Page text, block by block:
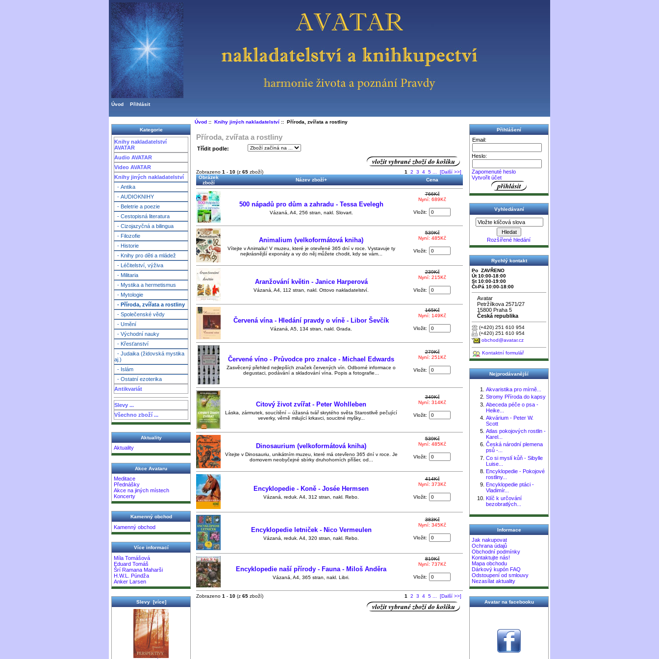
Úvod Přihlásit
Kategorie
Knihy nakladatelství
AVATAR
Audio AVATAR
Video AVATAR
Knihy jiných nakladatelství
- Antika
- AUDIOKNIHY
- Beletrie a poezie
- Cestopisná literatura
- Cizojazyčná a bilingua
- Filozofie
- Historie
- Knihy pro děti a mládež
- Léčitelství, výživa
- Militaria
- Mystika a hermetismus
- Mytologie
- Příroda, zvířata a rostliny
- Společenské vědy
- Umění
- Východní nauky
- Křesťanství
- Judaika (židovská mystika
aj.)
- Islám
- Ostatní ezoterika
Antikvariát
Slevy ...
Všechno zboží ...
Aktuality
Aktuality
Akce Avataru
Meditace
Přednášky
Akce na jiných místech
Koncerty
Kamenný obchod
Kamenný obchod
Více informací
Míla Tomášová
Eduard Tomáš
Šrí Ramana Maharši
H.W.L. Púndža
Anker Larsen
Slevy [více]
Úvod:: Knihy jiných nakladatelství:: Příroda, zvířata a rostliny
Příroda, zvířata a rostliny
Třídit podle:
Zobrazeno 1 - 10 (z 65 zboží) 1 2 3 4 5
[Další >>]
Obrázek
zboží
Název zboží+ Cena
500 nápadů pro dům a zahradu - Tessa Evelegh
Vázaná, A4, 256 stran, nakl. Slovart.
766Kč
Nyní: 689Kč
Vložit:
Animalium (velkoformátová kniha)
Vítejte v Animaliu! V muzeu, které je otevřené 365 dní v roce. Vystavuje ty
nejkrásnější exponáty a vy do něj můžete chodit, kdy se vám...
539Kč
Nyní: 485Kč
Vložit:
Aranžování květin - Janice Harperová
Vázaná, A4, 112 stran, nakl. Ottovo nakladatelství.
239Kč
Nyní: 215Kč
Vložit:
Červená vína - Hledání pravdy o víně - Libor Ševčík
Vázaná, A5, 134 stran, nakl. Grada.
165Kč
Nyní: 149Kč
Vložit:
Červené víno - Průvodce pro znalce - Michael Edwards
Zasvěcený přehled nejlepších značek červených vín. Odborné informace o
degustaci, podávání a skladování vína. Popis a fotografie...
279Kč
Nyní: 251Kč
Vložit:
Citový život zvířat - Peter Wohlleben
Láska, zármutek, soucítění – úžasná tvář skrytého světa Starostlivě pečující
veverky, věrně milující krkavci, soucitné myšky...
349Kč
Nyní: 314Kč
Vložit:
Dinosaurium (velkoformátová kniha)
Vítejte v Dinosauriu, unikátním muzeu, které má otevřeno 365 dní v roce. Je
domovem neobyčejné sbírky druhohorních příšer, od...
539Kč
Nyní: 485Kč
Vložit:
Encyklopedie - Koně - Josée Hermsen
Vázaná, reduk. A4, 312 stran, nakl. Rebo.
414Kč
Nyní: 373Kč
Vložit:
Encyklopedie letniček - Nico Vermeulen
Vázaná, reduk. A4, 320 stran, nakl. Rebo.
383Kč
Nyní: 345Kč
Vložit:
Encyklopedie naší přírody - Fauna - Miloš Anděra
Vázaná, A4, 365 stran, nakl. Libri.
819Kč
Nyní: 737Kč
Vložit:
Zobrazeno 1 - 10 (z 65 zboží) 1 2 3 4 5 [Další >>]
Přihlášení
Email:
Heslo:
Zapomenuté heslo
Vytvořit účet
Vyhledávaní
Rozšířené hledání
Rychlý kontakt
Po ZAVŘENO
Út 10:00-18:00
St 10:00-19:00
Čt-Pá 10:00-18:00
Avatar
Petržílkova 2571/27
15800 Praha 5
Česká republika
(+420) 251 610 954
(+420) 251 610 954
obchod@avatar.cz
Kontaktní formulář
Nejprodávanější
Akvaristika pro mírně...
Stromy Příroda do kapsy
Abeceda péče o psa -
Heike...
Akvárium - Peter W.
Scott
Atlas pokojových rostlin -
Karel...
Česká národní plemena
psů -...
Co si myslí kůň - Sibylle
Luise...
Encyklopedie - Pokojové
rostliny...
Encyklopedie ptáci -
Vladimír...
Klíč k určování
bezobratlých...
Informace
Jak nakupovat
Ochrana údajů
Obchodní podmínky
Kontaktujte nás!
Mapa obchodu
Dárkový kupón FAQ
Odstoupení od smlouvy
Nezasílat aktuality
Avatar na facebooku